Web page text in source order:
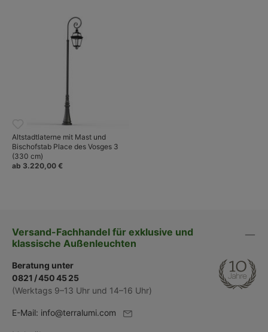
Altstadtlaterne mit Mast und
Bischofstab Place des Vosges 3
(330 cm)
ab 3.220,00 €
Versand-Fachhandel für exklusive und
klassische Außenleuchten
Beratung unter
0821 / 450 45 25
(Werktags 9–13 Uhr und 14–16 Uhr)
E-Mail: info@terralumi.com